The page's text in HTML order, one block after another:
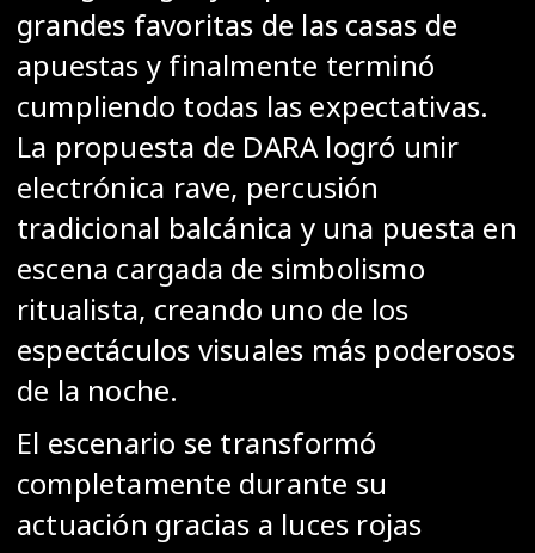
grandes favoritas de las casas de
apuestas y finalmente terminó
cumpliendo todas las expectativas.
La propuesta de DARA logró unir
electrónica rave, percusión
tradicional balcánica y una puesta en
escena cargada de simbolismo
ritualista, creando uno de los
espectáculos visuales más poderosos
de la noche.
El escenario se transformó
completamente durante su
actuación gracias a luces rojas